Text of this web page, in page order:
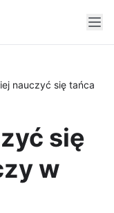
nauczyć się tańca
się
w